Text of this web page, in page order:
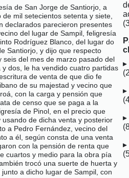
de San Jorge de Santiorjo, a
mil setecientos setenta y siete,
declarados parecieron presentes
del lugar de Sampil, feligresía
Rodríguez Blanco, del lugar do
Santiorjo, y dijo que respecto
del mes de marzo pasado del
dos, le ha vendido cuatro partidas
de venta de que dio fe
de su majestad y vecino que
con la carga y pensión que
de censo que se paga a la
de Pinol, en el precio que
de dicha venta y posterior
a Pedro Fernández, vecino del
a él, según consta de una venta
con la pensión de renta que
cuartos y medio para la obra pía
trocó una suerte de huerta y
a dicho lugar de Sampil, con